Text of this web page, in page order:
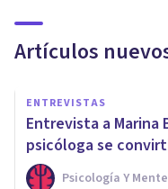
Artículos
ENTREVISTAS
Entrevista a Marina
psicóloga se
Psicología Y Mente